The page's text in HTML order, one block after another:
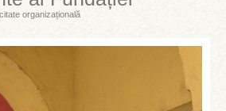
organizațională